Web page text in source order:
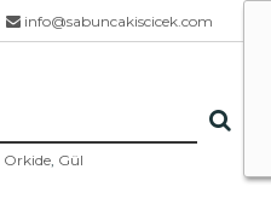
info@sabuncakiscicek.com
Orkide, Gül